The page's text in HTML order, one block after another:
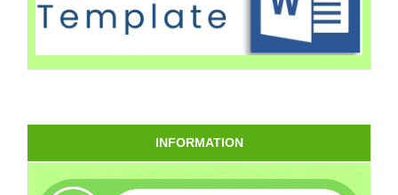
INFORMATION